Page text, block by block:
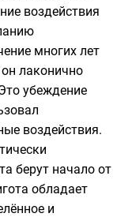
воздействия
многих лет
лаконично
убеждение
воздействия.
берут начало от
обладает
и